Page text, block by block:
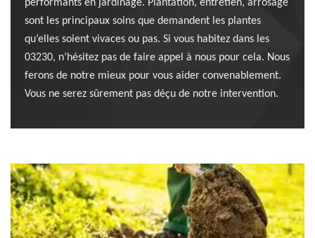
performants en jardinage. Plantation, entretien, arrosage
sont les principaux soins que demandent les plantes
qu’elles soient vivaces ou pas. Si vous habitez dans les
03230, n’hésitez pas de faire appel à nous pour cela. Nous
ferons de notre mieux pour vous aider convenablement.
Vous ne serez sûrement pas déçu de notre intervention.